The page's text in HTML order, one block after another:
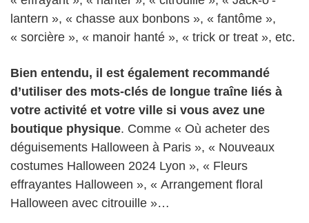
lantern », « chasse aux bonbons », « fantôme »,
« sorcière », « manoir hanté », « trick or treat », etc.
Bien entendu, il est également recommandé
d’utiliser des mots-clés de longue traîne liés à
votre activité et votre ville si vous avez une
boutique physique. Comme « Où acheter des
déguisements Halloween à Paris », « Nouveaux
costumes Halloween 2024 Lyon », « Fleurs
effrayantes Halloween », « Arrangement floral
Halloween avec citrouille »…